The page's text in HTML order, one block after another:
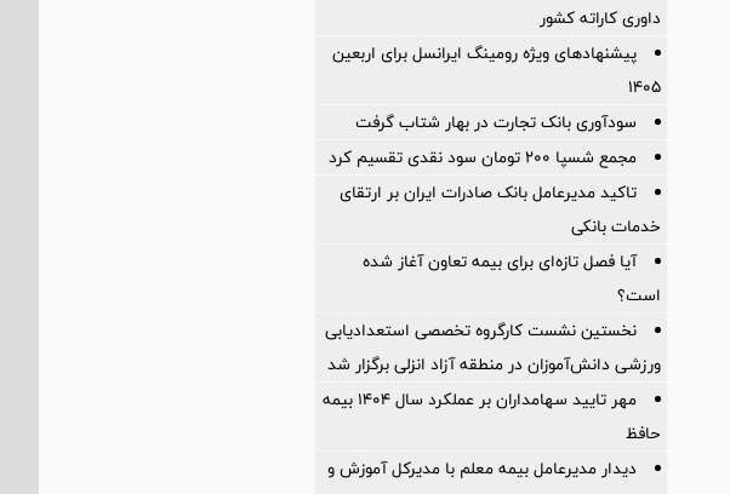
داوری كاراته كشور
پیشنهادهای ویژه رومینگ ایرانسل برای اربعین
۱۴۰۵
سودآوری بانک تجارت در بهار شتاب گرفت
مجمع شسپا 200 تومان سود نقدی تقسیم کرد
تاکید مدیرعامل بانک صادرات ایران بر ارتقای
خدمات بانکی
آیا فصل تازه‌ای برای بیمه تعاون آغاز شده
است؟
نخستین نشست كارگروه تخصصی استعدادیابی
ورزشی دانش‌آموزان در منطقه آزاد انزلی برگزار شد
مهر تایید سهامداران بر عملكرد سال ۱۴۰۴ بیمه
حافظ
دیدار مدیرعامل بیمه معلم با مدیرکل آموزش و